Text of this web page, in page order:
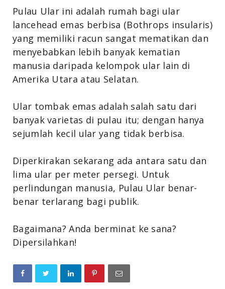
Pulau Ular ini adalah rumah bagi ular
lancehead emas berbisa (Bothrops insularis)
yang memiliki racun sangat mematikan dan
menyebabkan lebih banyak kematian
manusia daripada kelompok ular lain di
Amerika Utara atau Selatan.
Ular tombak emas adalah salah satu dari
banyak varietas di pulau itu; dengan hanya
sejumlah kecil ular yang tidak berbisa.
Diperkirakan sekarang ada antara satu dan
lima ular per meter persegi. Untuk
perlindungan manusia, Pulau Ular benar-
benar terlarang bagi publik.
Bagaimana? Anda berminat ke sana?
Dipersilahkan!